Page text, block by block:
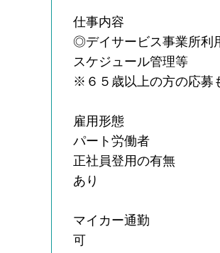
仕事内容
◎デイサービス事業所利
スケジュール管理等
※６５歳以上の方の応募
雇用形態
パート労働者
正社員登用の有無
あり
マイカー通勤
可